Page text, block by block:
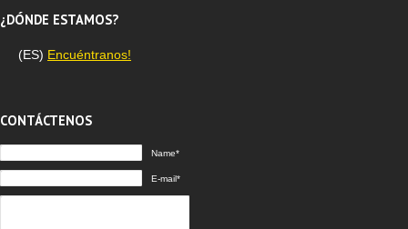
¿DÓNDE ESTAMOS?
(ES) Encuéntranos!
CONTÁCTENOS
Name*
E-mail*